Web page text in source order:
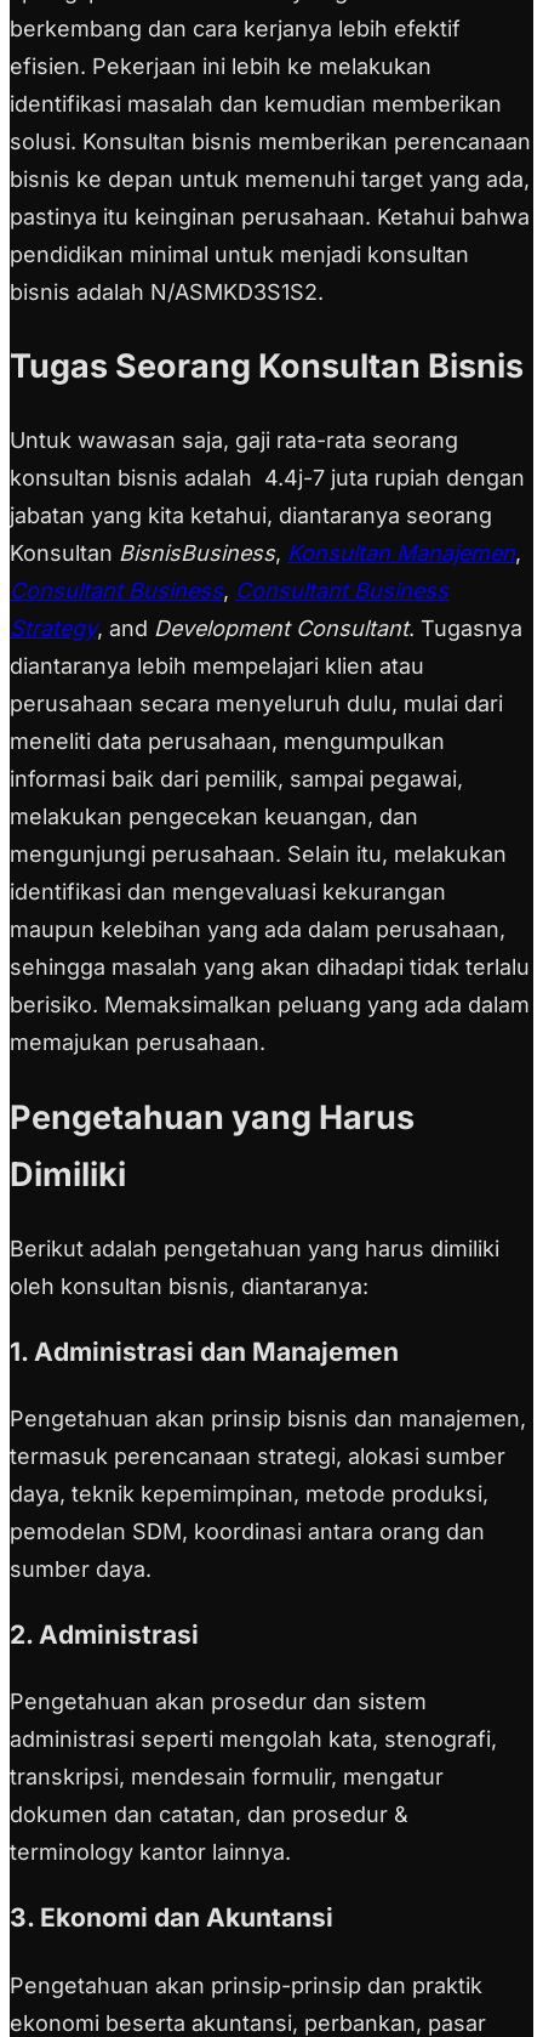
berkembang dan cara kerjanya lebih efektif
efisien. Pekerjaan ini lebih ke melakukan
identifikasi masalah dan kemudian memberikan
solusi. Konsultan bisnis memberikan perencanaan
bisnis ke depan untuk memenuhi target yang ada,
pastinya itu keinginan perusahaan. Ketahui bahwa
pendidikan minimal untuk menjadi konsultan
bisnis adalah N/ASMKD3S1S2.
Tugas Seorang Konsultan Bisnis
Untuk wawasan saja, gaji rata-rata seorang
konsultan bisnis adalah 4.4j-7 juta rupiah dengan
jabatan yang kita ketahui, diantaranya seorang
Konsultan BisnisBusiness, Konsultan Manajemen,
Consultant Business, Consultant Business
Strategy, and Development Consultant. Tugasnya
diantaranya lebih mempelajari klien atau
perusahaan secara menyeluruh dulu, mulai dari
meneliti data perusahaan, mengumpulkan
informasi baik dari pemilik, sampai pegawai,
melakukan pengecekan keuangan, dan
mengunjungi perusahaan. Selain itu, melakukan
identifikasi dan mengevaluasi kekurangan
maupun kelebihan yang ada dalam perusahaan,
sehingga masalah yang akan dihadapi tidak terlalu
berisiko. Memaksimalkan peluang yang ada dalam
memajukan perusahaan.
Pengetahuan yang Harus
Dimiliki
Berikut adalah pengetahuan yang harus dimiliki
oleh konsultan bisnis, diantaranya:
1. Administrasi dan Manajemen
Pengetahuan akan prinsip bisnis dan manajemen,
termasuk perencanaan strategi, alokasi sumber
daya, teknik kepemimpinan, metode produksi,
pemodelan SDM, koordinasi antara orang dan
sumber daya.
2. Administrasi
Pengetahuan akan prosedur dan sistem
administrasi seperti mengolah kata, stenografi,
transkripsi, mendesain formulir, mengatur
dokumen dan catatan, dan prosedur &
terminology kantor lainnya.
3. Ekonomi dan Akuntansi
Pengetahuan akan prinsip-prinsip dan praktik
ekonomi beserta akuntansi, perbankan, pasar